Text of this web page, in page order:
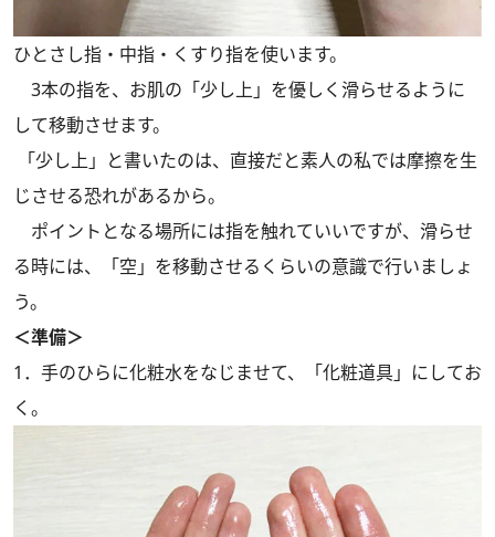
ひとさし指・中指・くすり指を使います。
3本の指を、お肌の「少し上」を優しく滑らせるように
して移動させます。
「少し上」と書いたのは、直接だと素人の私では摩擦を生
じさせる恐れがあるから。
ポイントとなる場所には指を触れていいですが、滑らせ
る時には、「空」を移動させるくらいの意識で行いましょ
う。
＜準備＞
1．手のひらに化粧水をなじませて、「化粧道具」にしてお
く。